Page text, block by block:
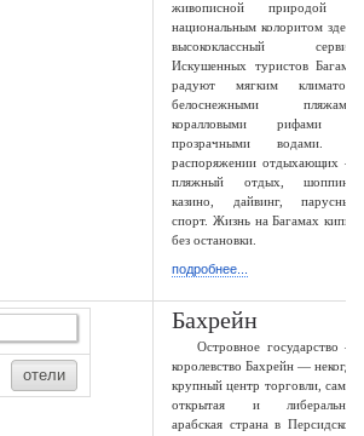
живописной природой и
национальным колоритом здесь
высококлассный сервис.
Искушенных туристов Багамы
радуют мягким климатом,
белоснежными пляжами,
коралловыми рифами и
прозрачными водами. В
распоряжении отдыхающих —
пляжный отдых, шоппинг,
казино, дайвинг, парусный
спорт. Жизнь на Багамах кипит
без остановки.
подробнее...
отели
Бахрейн
Островное государство —
королевство Бахрейн — некогда
крупный центр торговли, самая
открытая и либеральная
арабская страна в Персидском